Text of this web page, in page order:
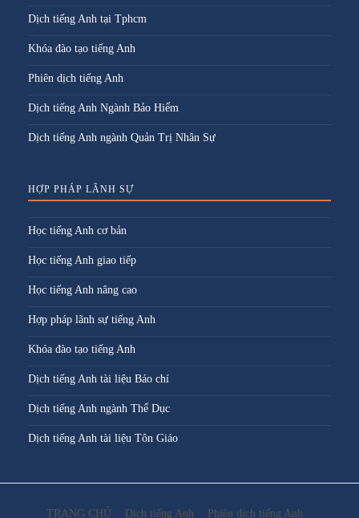
Dịch tiếng Anh tại Tphcm
Khóa đào tạo tiếng Anh
Phiên dịch tiếng Anh
Dịch tiếng Anh Ngành Bảo Hiểm
Dịch tiếng Anh ngành Quản Trị Nhân Sự
HỢP PHÁP LÃNH SỰ
Học tiếng Anh cơ bản
Học tiếng Anh giao tiếp
Học tiếng Anh nâng cao
Hợp pháp lãnh sự tiếng Anh
Khóa đào tạo tiếng Anh
Dịch tiếng Anh tài liệu Báo chí
Dịch tiếng Anh ngành Thể Dục
Dịch tiếng Anh tài liệu Tôn Giáo
TRANG CHỦ Dịch tiếng Anh Phiên dịch tiếng Anh